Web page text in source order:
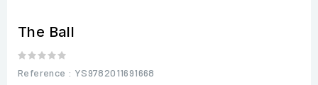
The Ball
Reference : YS9782011691668